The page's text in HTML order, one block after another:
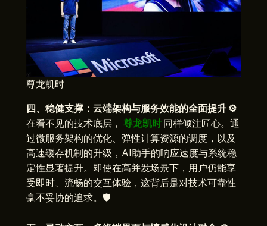
尊龙凯时
四、稳健支撑：云端架构与服务效能的全面提升 ⚙️
在看不见的技术底层， 尊龙凯时 同样倾注匠心。通
过微服务架构的优化、弹性计算资源的调度，以及
高速缓存机制的升级，AI助手的响应速度与系统稳
定性显著提升。即使在高并发场景下，用户仍能享
受即时、流畅的交互体验，这背后是对技术可靠性
毫不妥协的追求。🛡️